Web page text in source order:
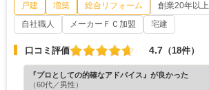
戸建 増築 総合リフォーム 創業20年以上
自社職人
メーカーＦＣ加盟 宅建
口コミ評価 4.7 （18件）
『プロとしての的確なアドバイス』が良かった
（60代／男性）